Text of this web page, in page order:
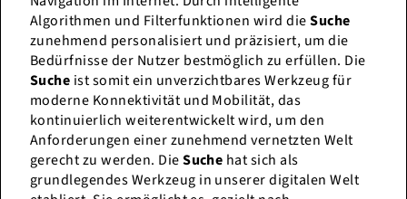
Algorithmen und Filterfunktionen wird dieSuche
zunehmend personalisiert und präzisiert, um die
Bedürfnisse der Nutzer bestmöglich zu erfüllen. Die
Suche ist somit ein unverzichtbares Werkzeug für
moderne Konnektivität und Mobilität, das
kontinuierlich weiterentwickelt wird, um den
Anforderungen einer zunehmend vernetzten Welt
gerecht zu werden. DieSuche hat sich als
grundlegendes Werkzeug in unserer digitalen Welt